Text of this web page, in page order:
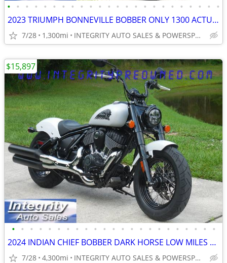
• • • • • • • • • • • • • • • • • • • • • • • •
2023 TRIUMPH BONNEVILLE BOBBER ONLY 1300 ACTUAL MILES LIKE NEW BIKE!!!
7/28 1,300mi INTEGRITY AUTO SALES & POWERSPORTS
• • • • • • • • • • • • • • • • • • • • • • •
2024 INDIAN CHIEF BOBBER DARK HORSE LOW MILES FLAWLESS NO BS FEES
7/28 4,300mi INTEGRITY AUTO SALES & POWERSPORTS
$15,897